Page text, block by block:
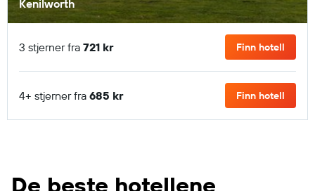
Kenilworth
3 stjerner fra 721 kr Finn hotell
4+ stjerner fra 685 kr Finn hotell
De beste hotellene